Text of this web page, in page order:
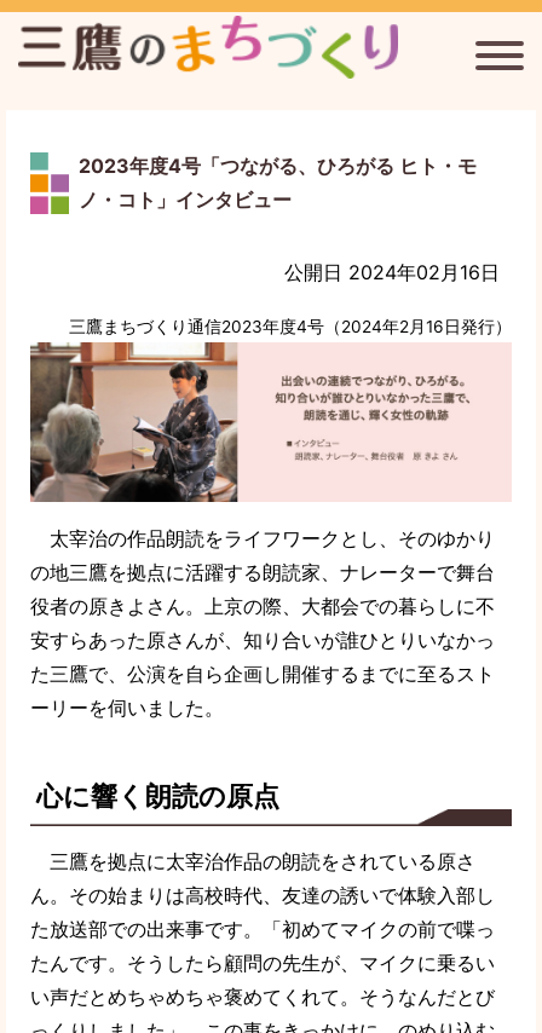
三鷹台駅周辺のまちづくりを考える会
新川宿まちづくり協議会
三鷹まちづくり通信
三鷹のまちづくりについて
2023年度4号「つながる、ひろがる ヒト・モ
ノ・コト」インタビュー
公開日 2024年02月16日
三鷹まちづくり通信2023年度4号（2024年2月16日発行）
太宰治の作品朗読をライフワークとし、そのゆかり
の地三鷹を拠点に活躍する朗読家、ナレーターで舞台
役者の原きよさん。上京の際、大都会での暮らしに不
安すらあった原さんが、知り合いが誰ひとりいなかっ
た三鷹で、公演を自ら企画し開催するまでに至るスト
ーリーを伺いました。
心に響く朗読の原点
三鷹を拠点に太宰治作品の朗読をされている原さ
ん。その始まりは高校時代、友達の誘いで体験入部し
た放送部での出来事です。「初めてマイクの前で喋っ
たんです。そうしたら顧問の先生が、マイクに乗るい
い声だとめちゃめちゃ褒めてくれて。そうなんだとび